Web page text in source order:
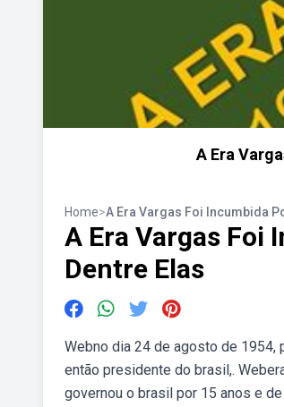
A Era
Home>A Era Vargas Foi Incumbida
A Era Vargas Foi
Dentre Elas
Webno dia 24 de agosto de 1954,
então presidente do brasil,.
governou o brasil por 15 anos e